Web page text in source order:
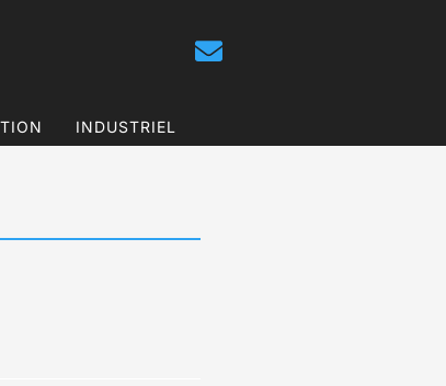
INDUSTRIEL